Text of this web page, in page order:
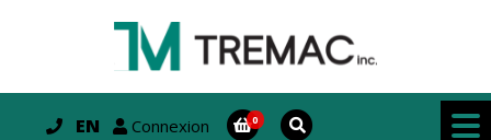
EN Connexion